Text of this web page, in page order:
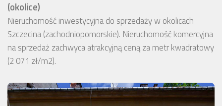
(okolice)
Nieruchomość inwestycyjna do sprzedaży w okolicach
Szczecina (zachodniopomorskie). Nieruchomość komercyjna
na sprzedaż zachwyca atrakcyjną ceną za metr kwadratowy
(2 071 zł/m2).